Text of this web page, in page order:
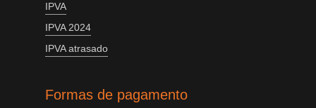
IPVA
IPVA 2024
IPVA atrasado
Formas de pagamento